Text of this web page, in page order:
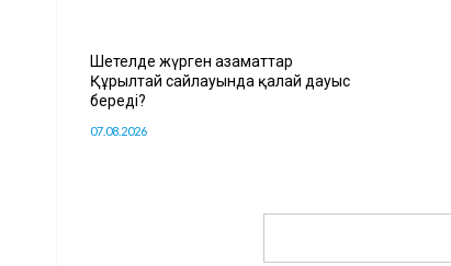
Шетелде жүрген азаматтар
Құрылтай сайлауында қалай дауыс
береді?
07.08.2026